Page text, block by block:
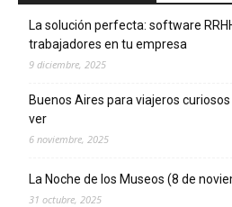
La solución perfecta: software
trabajadores en tu empresa
9 diciembre, 2025
Buenos Aires para viajeros
ver
6 noviembre, 2025
La Noche de los Museos (8 de
31 octubre, 2025